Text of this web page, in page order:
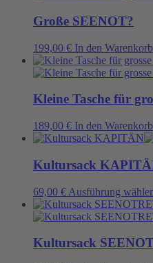
Große SEENOT?
199,00 € In den Warenkorb
Kleine Tasche für
189,00 € In den Warenkorb
Kultursack
69,00 € Ausführung
Kultursack